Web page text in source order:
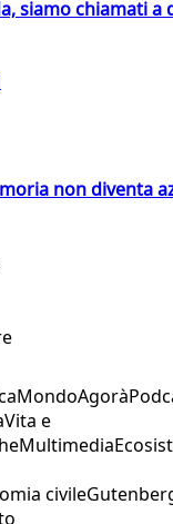
siamo chiamati a
non diventa
MondoAgorà
Vita e
Multimedia
civile